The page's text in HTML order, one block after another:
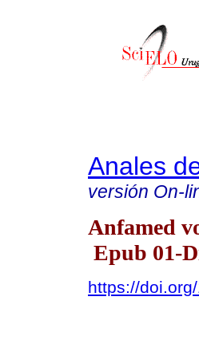
Anales
versión On-
Anfamed
Epub 01-
https://